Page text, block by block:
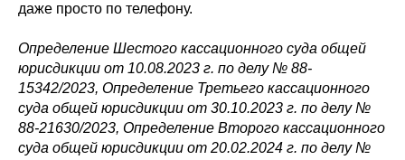
даже просто по телефону.
Определение Шестого кассационного суда общей
юрисдикции от 10.08.2023 г. по делу № 88-
15342/2023, Определение Третьего кассационного
суда общей юрисдикции от 30.10.2023 г. по делу №
88-21630/2023, Определение Второго кассационного
суда общей юрисдикции от 20.02.2024 г. по делу №